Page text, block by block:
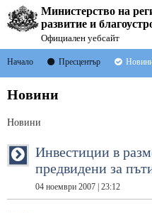
Министерство на
развитие и
Официален уебсайт
Начало Пресцентър
Новини
Новини
Инвестиции в
предвидени за
04 ноември 2007 | 23:12